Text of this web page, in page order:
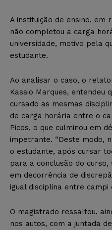
A instituição de ensino, em
não completou a carga
universidade, motivo pela
estudante.
Ao analisar o caso, o
Kassio Marques, entendeu
cursado as mesmas
de carga horária entre o
Picos, o que culminou em
impetrante. “Deste modo,
o estudante, após cursar
para a conclusão do
em decorrência de
igual disciplina entre campi
O magistrado ressaltou,
nos autos, com a juntada